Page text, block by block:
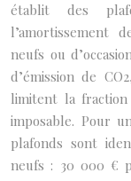
établit des
l’amortissement
neufs ou
d’émission de
limitent la
imposable. Pour
plafonds sont
neufs : 30 000 €